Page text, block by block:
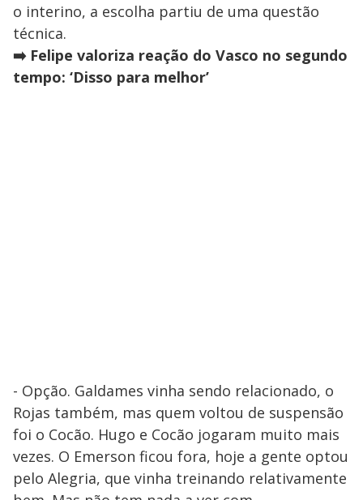
o interino, a escolha partiu de uma questão
técnica.
➡️ Felipe valoriza reação do Vasco no segundo
tempo: ‘Disso para melhor’
- Opção. Galdames vinha sendo relacionado, o
Rojas também, mas quem voltou de suspensão
foi o Cocão. Hugo e Cocão jogaram muito mais
vezes. O Emerson ficou fora, hoje a gente optou
pelo Alegria, que vinha treinando relativamente